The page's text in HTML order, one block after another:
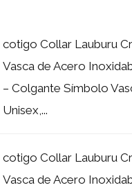
cotigo Collar Lauburu
Vasca de Acero
– Colgante Símbolo
Unisex,...
cotigo Collar Lauburu
Vasca de Acero